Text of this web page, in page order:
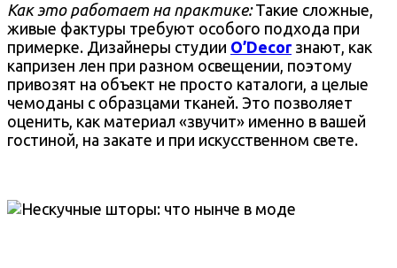
Как это работает на практике:Такие сложные,
живые фактуры требуют особого подхода при
примерке. Дизайнеры студии O’Decorзнают, как
капризен лен при разном освещении, поэтому
привозят на объект не просто каталоги, а целые
чемоданы с образцами тканей. Это позволяет
оценить, как материал «звучит» именно в вашей
гостиной, на закате и при искусственном свете.